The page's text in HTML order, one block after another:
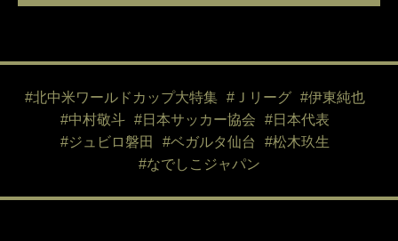
#北中米ワールドカップ大特集 #Ｊリーグ
#伊東純也
#中村敬斗
#日本サッカー協会
#日本代表
#ジュビロ磐田
#ベガルタ仙台
#松木玖生
#なでしこジャパン